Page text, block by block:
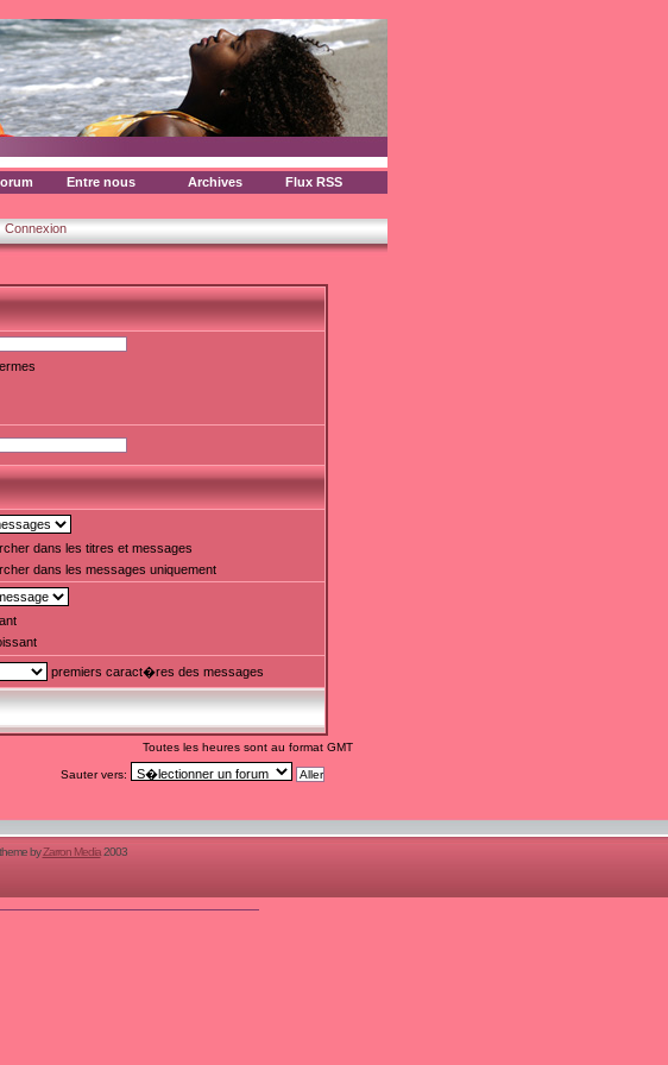
Entre nous Archives Flux RSS
Connexion
dans les titres et messages
dans les messages uniquement
premiers caract�res des messages
Toutes les heures sont au format GMT
Sauter vers:
byZarron Media2003